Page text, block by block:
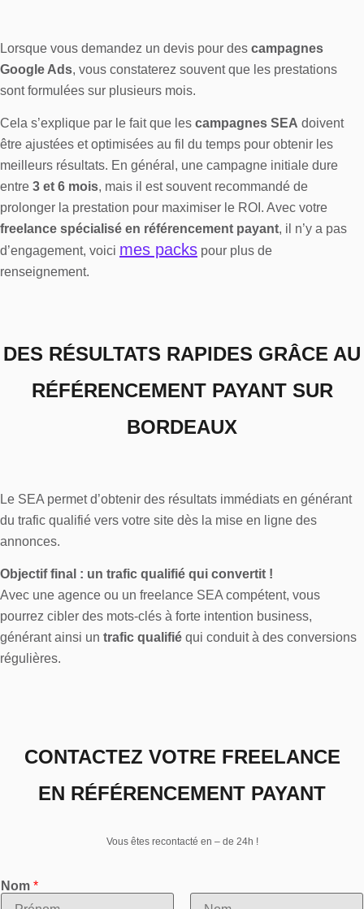
Lorsque vous demandez un devis pour des campagnes
Google Ads, vous constaterez souvent que les prestations
sont formulées sur plusieurs mois.
Cela s’explique par le fait que les campagnes SEA doivent
être ajustées et optimisées au fil du temps pour obtenir les
meilleurs résultats. En général, une campagne initiale dure
entre 3 et 6 mois, mais il est souvent recommandé de
prolonger la prestation pour maximiser le ROI. Avec votre
freelance spécialisé en référencement payant, il n’y a pas
d’engagement, voici mes packs pour plus de
renseignement.
DES RÉSULTATS RAPIDES GRÂCE AU
RÉFÉRENCEMENT PAYANT SUR
BORDEAUX
Le SEA permet d’obtenir des résultats immédiats en générant
du trafic qualifié vers votre site dès la mise en ligne des
annonces.
Objectif final : un trafic qualifié qui convertit !
Avec une agence ou un freelance SEA compétent, vous
pourrez cibler des mots-clés à forte intention business,
générant ainsi un trafic qualifié qui conduit à des conversions
régulières.
CONTACTEZ VOTRE FREELANCE
EN RÉFÉRENCEMENT PAYANT
Vous êtes recontacté en – de 24h !
Nom *